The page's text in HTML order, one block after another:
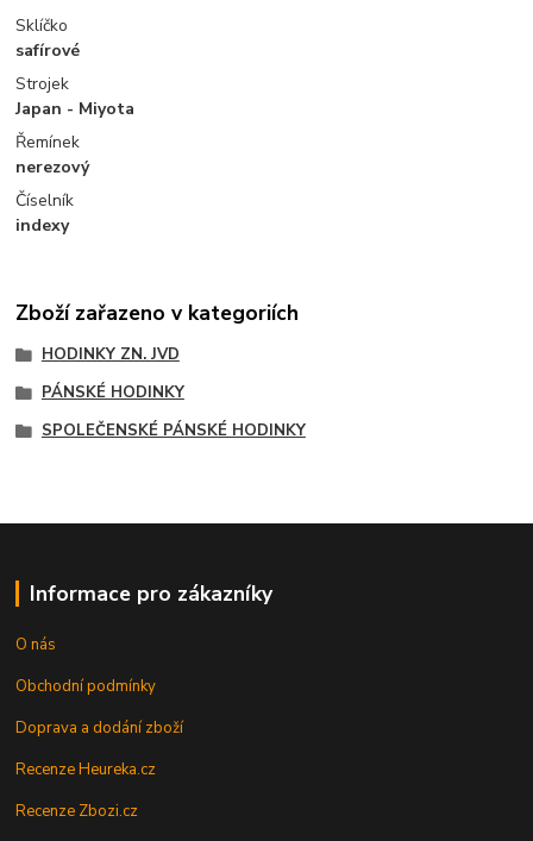
Sklíčko
safírové
Strojek
Japan - Miyota
Řemínek
nerezový
Číselník
indexy
Zboží zařazeno v kategoriích
HODINKY ZN. JVD
PÁNSKÉ HODINKY
SPOLEČENSKÉ PÁNSKÉ HODINKY
Informace pro zákazníky
O nás
Obchodní podmínky
Doprava a dodání zboží
Recenze Heureka.cz
Recenze Zbozi.cz